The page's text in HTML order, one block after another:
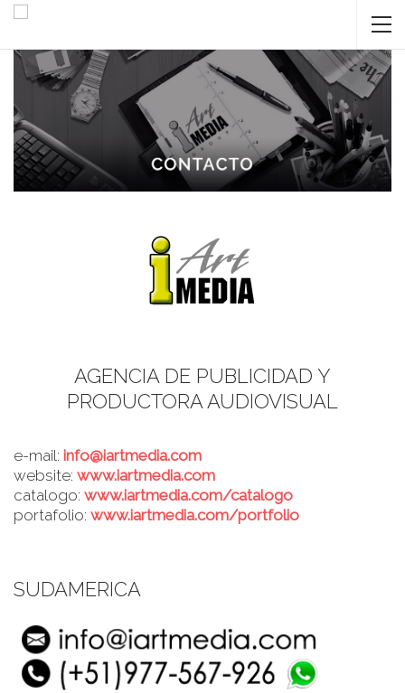
AGENCIA DE PUBLICIDAD Y
PRODUCTORA AUDIOVISUAL
e-mail: info@iartmedia.com
website: www.iartmedia.com
catalogo: www.iartmedia.com/catalogo
portafolio: www.iartmedia.com/portfolio
SUDAMERICA